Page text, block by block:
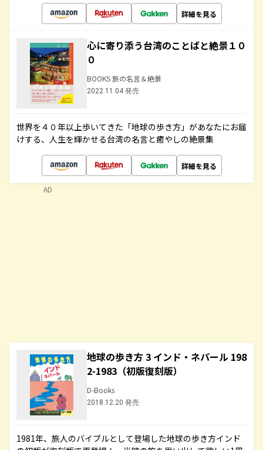
詳細を見る
心に寄り添う台湾のことばと絶景１０
０
BOOKS 旅の名言＆絶景
2022.11.04 発売
世界を４０年以上歩いてきた「地球の歩き方」があなたにお届
けする、人生を輝かせる台湾の名言と癒やしの絶景集
詳細を見る
地球の歩き方 3 インド・ネパール 198
2-1983（初版復刻版）
D-Books
2018.12.20 発売
1981年、旅人のバイブルとして登場した地球の歩き方インド
AD